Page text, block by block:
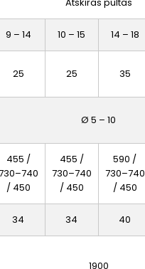
9 – 14 10 – 15 14 – 18
25 25 35
Ø 5 – 10
455 /
/ 450
455 /
730–740
/ 450
590 /
730–740
/ 450
34 34 40
1900